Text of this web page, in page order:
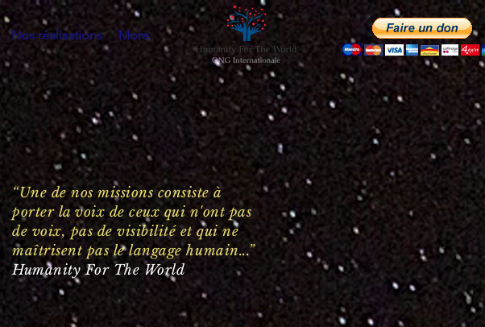
Nos réalisations More
“Une de nos missions consiste à
porter la voix de ceux qui n'ont pas
de voix, pas de visibilité et qui ne
maîtrisent pas lelangagehumain...”
Humanity For The World